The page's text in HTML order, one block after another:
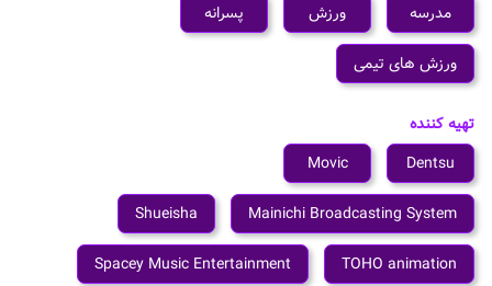
مدرسه
ورزش پسرانه
ورزش های تیمی
تهیه کننده
Dentsu
Movic
Mainichi Broadcasting System
Shueisha
TOHO animation
Spacey Music Entertainment